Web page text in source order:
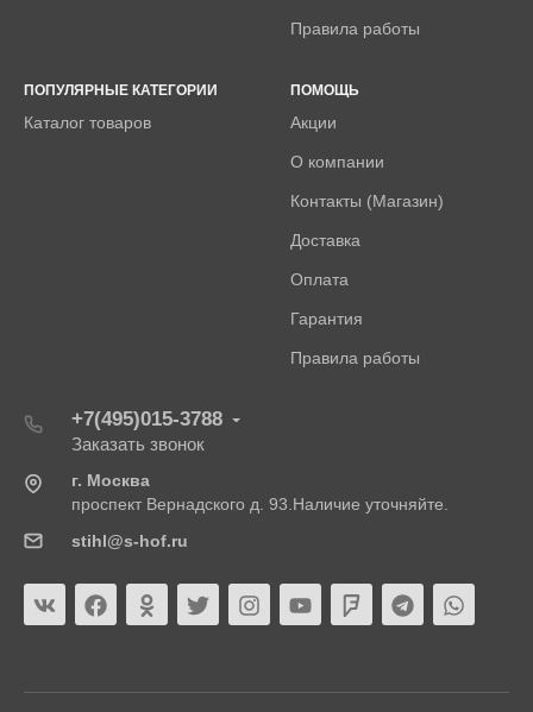
Правила работы
ПОПУЛЯРНЫЕ КАТЕГОРИИ
Каталог товаров
ПОМОЩЬ
Акции
О компании
Контакты (Магазин)
Доставка
Оплата
Гарантия
Правила работы
+7(495)015-3788
Заказать звонок
г. Москва
проспект Вернадского д. 93.Наличие уточняйте.
stihl@s-hof.ru